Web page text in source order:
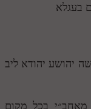
בעגלא
יהושע יהודא ליב
בכל מקום